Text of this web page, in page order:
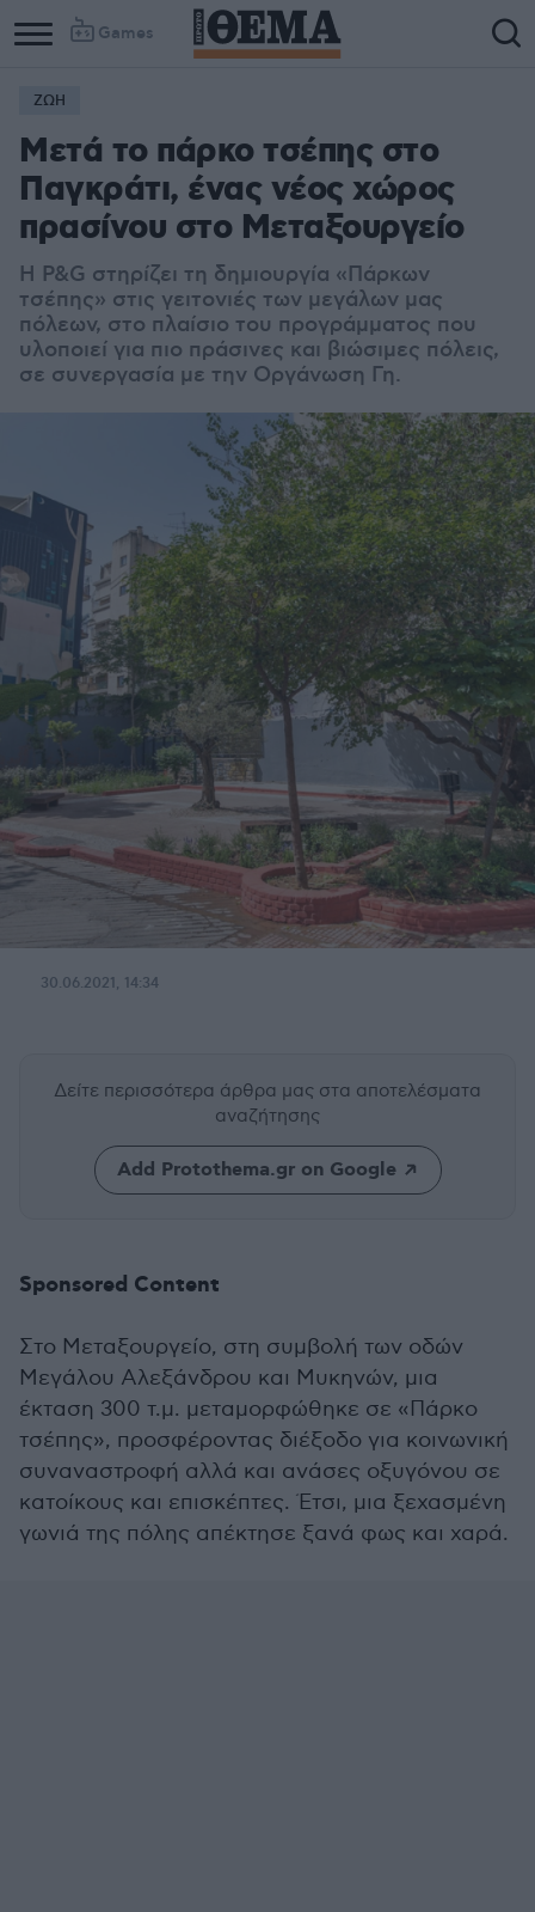
Games
ΖΩΗ
Μετά το πάρκο τσέπης στο
Παγκράτι, ένας νέος χώρος
πρασίνου στο Μεταξουργείο
Η P&G στηρίζει τη δημιουργία «Πάρκων
τσέπης» στις γειτονιές των μεγάλων μας
πόλεων, στο πλαίσιο του προγράμματος που
υλοποιεί για πιο πράσινες και βιώσιμες πόλεις,
σε συνεργασία με την Οργάνωση Γη.
30.06.2021, 14:34
Δείτε περισσότερα άρθρα μας στα αποτελέσματα
αναζήτησης
Add Protothema.gr on Google
Sponsored Content
Στο Μεταξουργείο, στη συμβολή των οδών
Μεγάλου Αλεξάνδρου και Μυκηνών, μια
έκταση 300 τ.μ. μεταμορφώθηκε σε «Πάρκο
τσέπης», προσφέροντας διέξοδο για κοινωνική
συναναστροφή αλλά και ανάσες οξυγόνου σε
κατοίκους και επισκέπτες. Έτσι, μια ξεχασμένη
γωνιά της πόλης απέκτησε ξανά φως και χαρά.